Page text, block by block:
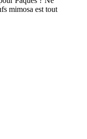
mimosa est tout